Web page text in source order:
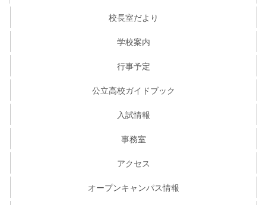
校長室だより
学校案内
行事予定
公立高校ガイドブック
入試情報
事務室
アクセス
オープンキャンパス情報